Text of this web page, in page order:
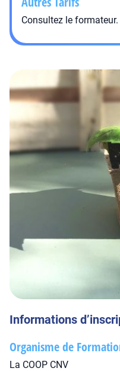
Consultez le formateur.
Informations
Organisme de
La COOP CNV